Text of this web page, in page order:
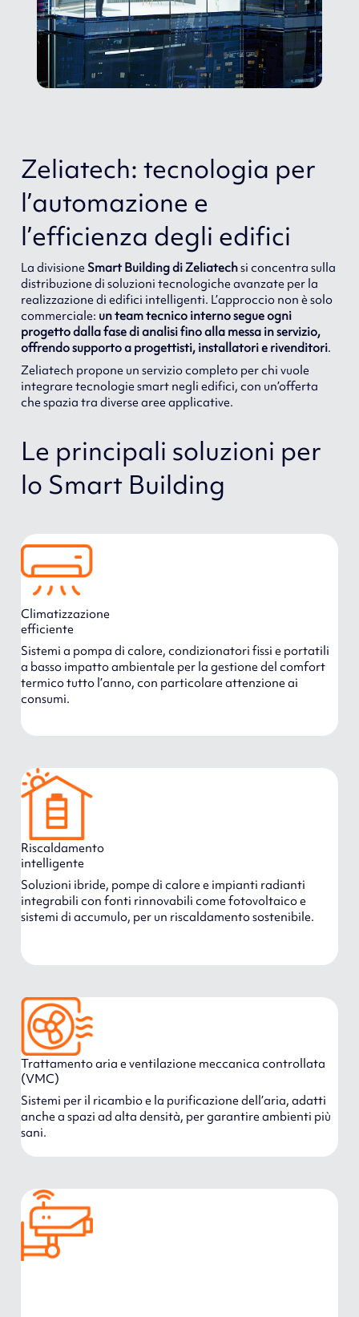
Zeliatech: tecnologia per
l’automazione e
l’efficienza degli edifici
La divisione Smart Building di Zeliatechsi concentra sulla
distribuzione di soluzioni tecnologiche avanzate per la
realizzazione di edifici intelligenti. L’approccio non è solo
commerciale: un team tecnico interno segue ogni
progetto dalla fase di analisi fino alla messa in servizio,
offrendo supporto a progettisti, installatori e rivenditori.
Zeliatech propone un servizio completo per chi vuole
integrare tecnologie smart negli edifici, con un’offerta
che spazia tra diverse aree applicative.
Le principali soluzioni per
lo Smart Building
Climatizzazione
efficiente
Sistemi a pompa di calore, condizionatori fissi e portatili
a basso impatto ambientale per la gestione del comfort
termico tutto l’anno, con particolare attenzione ai
consumi.
Riscaldamento
intelligente
Soluzioni ibride, pompe di calore e impianti radianti
integrabili con fonti rinnovabili come fotovoltaico e
sistemi di accumulo, per un riscaldamento sostenibile.
Trattamento aria e ventilazione meccanica controllata
(VMC)
Sistemi per il ricambio e la purificazione dell’aria, adatti
anche a spazi ad alta densità, per garantire ambienti più
sani.